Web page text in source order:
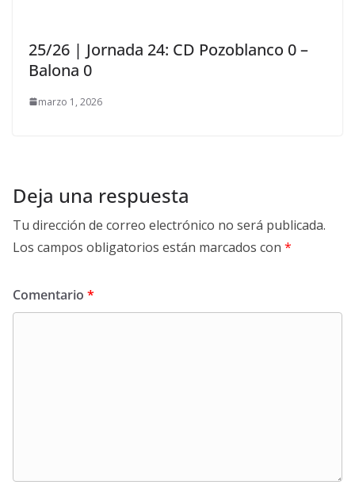
25/26 | Jornada 24: CD Pozoblanco 0 –
Balona 0
marzo 1, 2026
Deja una respuesta
Tu dirección de correo electrónico no será publicada.
Los campos obligatorios están marcados con *
Comentario *